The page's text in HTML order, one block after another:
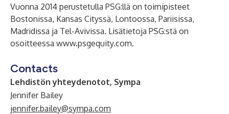
Vuonna 2014 perustetulla PSG:llä on toimipisteet
Bostonissa, Kansas Cityssä, Lontoossa, Pariisissa,
Madridissa ja Tel-Avivissa. Lisätietoja PSG:stä on
osoitteessa www.psgequity.com.
Contacts
Lehdistön yhteydenotot, Sympa
Jennifer Bailey
jennifer.bailey@sympa.com